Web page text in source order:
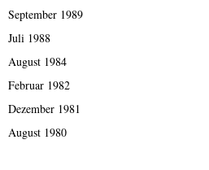
September 1989
Juli 1988
August 1984
Februar 1982
Dezember 1981
August 1980